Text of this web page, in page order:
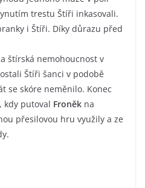
trestu Štíři inkasovali.
i Štíři. Díky důrazu před
štírská nemohoucnost v
Štíři šanci v podobě
se skóre neměnilo. Konec
kdy putoval Froněk na
přesilovou hru využily a ze